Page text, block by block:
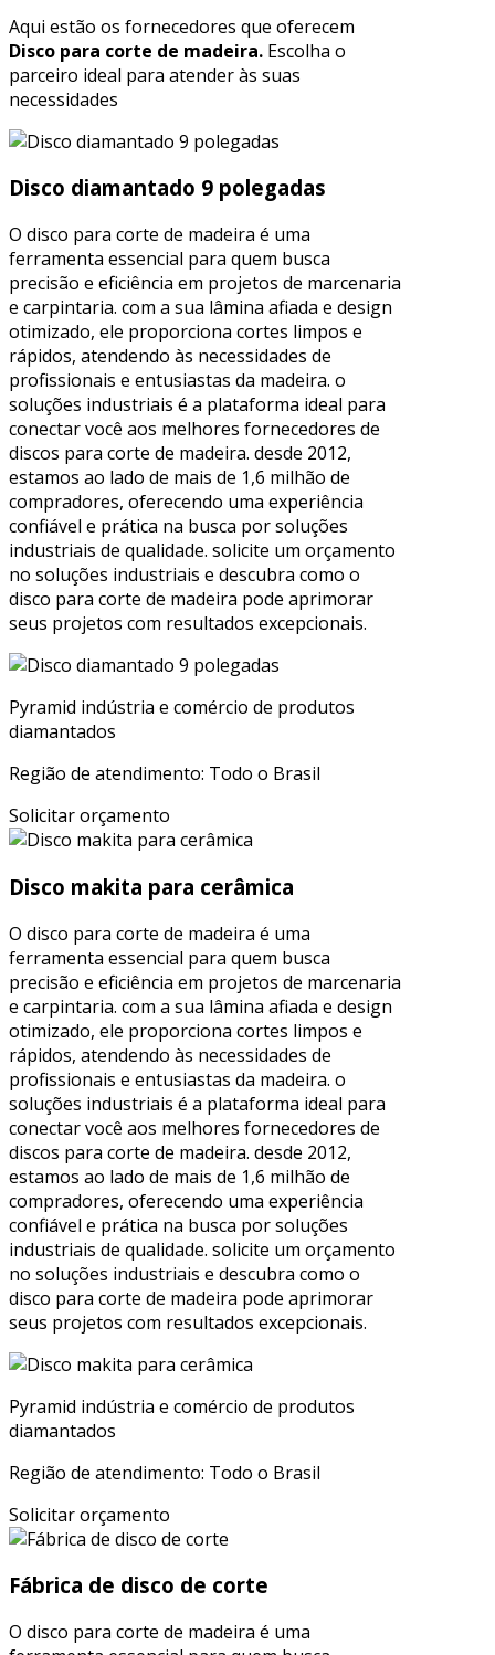
Aqui estão os fornecedores que oferecem
Disco para corte de madeira. Escolha o
parceiro ideal para atender às suas
necessidades
Disco diamantado 9 polegadas
O disco para corte de madeira é uma
ferramenta essencial para quem busca
precisão e eficiência em projetos de marcenaria
e carpintaria. com a sua lâmina afiada e design
otimizado, ele proporciona cortes limpos e
rápidos, atendendo às necessidades de
profissionais e entusiastas da madeira. o
soluções industriais é a plataforma ideal para
conectar você aos melhores fornecedores de
discos para corte de madeira. desde 2012,
estamos ao lado de mais de 1,6 milhão de
compradores, oferecendo uma experiência
confiável e prática na busca por soluções
industriais de qualidade. solicite um orçamento
no soluções industriais e descubra como o
disco para corte de madeira pode aprimorar
seus projetos com resultados excepcionais.
Pyramid indústria e comércio de produtos
diamantados
Região de atendimento: Todo o Brasil
Solicitar orçamento
Disco makita para cerâmica
O disco para corte de madeira é uma
ferramenta essencial para quem busca
precisão e eficiência em projetos de marcenaria
e carpintaria. com a sua lâmina afiada e design
otimizado, ele proporciona cortes limpos e
rápidos, atendendo às necessidades de
profissionais e entusiastas da madeira. o
soluções industriais é a plataforma ideal para
conectar você aos melhores fornecedores de
discos para corte de madeira. desde 2012,
estamos ao lado de mais de 1,6 milhão de
compradores, oferecendo uma experiência
confiável e prática na busca por soluções
industriais de qualidade. solicite um orçamento
no soluções industriais e descubra como o
disco para corte de madeira pode aprimorar
seus projetos com resultados excepcionais.
Pyramid indústria e comércio de produtos
diamantados
Região de atendimento: Todo o Brasil
Solicitar orçamento
Fábrica de disco de corte
O disco para corte de madeira é uma